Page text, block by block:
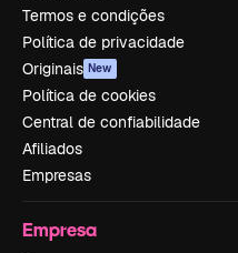
Termos e condições
Política de privacidade
Originais New
Política de cookies
Central de confiabilidade
Afiliados
Empresas
Empresa